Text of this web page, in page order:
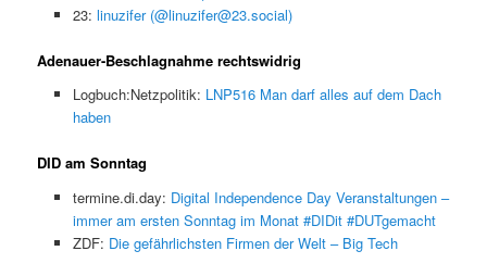
23: linuzifer (@linuzifer@23.social)
Adenauer-Beschlagnahme rechtswidrig
Logbuch:Netzpolitik: LNP516 Man darf alles auf dem Dach
haben
DID am Sonntag
termine.di.day: Digital Independence Day Veranstaltungen –
immer am ersten Sonntag im Monat #DIDit #DUTgemacht
ZDF: Die gefährlichsten Firmen der Welt – Big Tech